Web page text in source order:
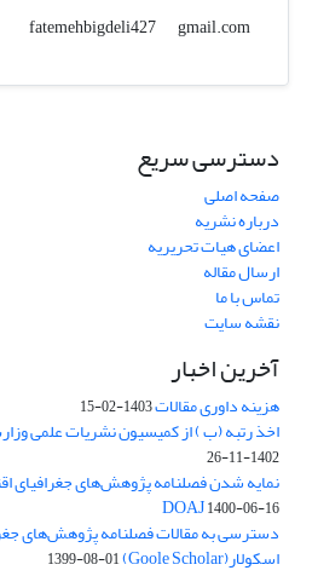
fatemehbigdeli427
gmail.com
دسترسی سریع
صفحه اصلی
درباره نشریه
اعضای هیات تحریریه
ارسال مقاله
تماس با ما
نقشه سایت
آخرین اخبار
هزینه داوری مقالات1403-02-15
اخذ رتبه (ب ) از کمیسیون نشریات علمی
1402-11-26
نمایه شدن فصلنامه پژوهش‌های جغرافیای
DOAJ1400-06-16
دسترسی به مقالات فصلنامه پژوهش‌های
اسکولار(Goole Scholar) 1399-08-01